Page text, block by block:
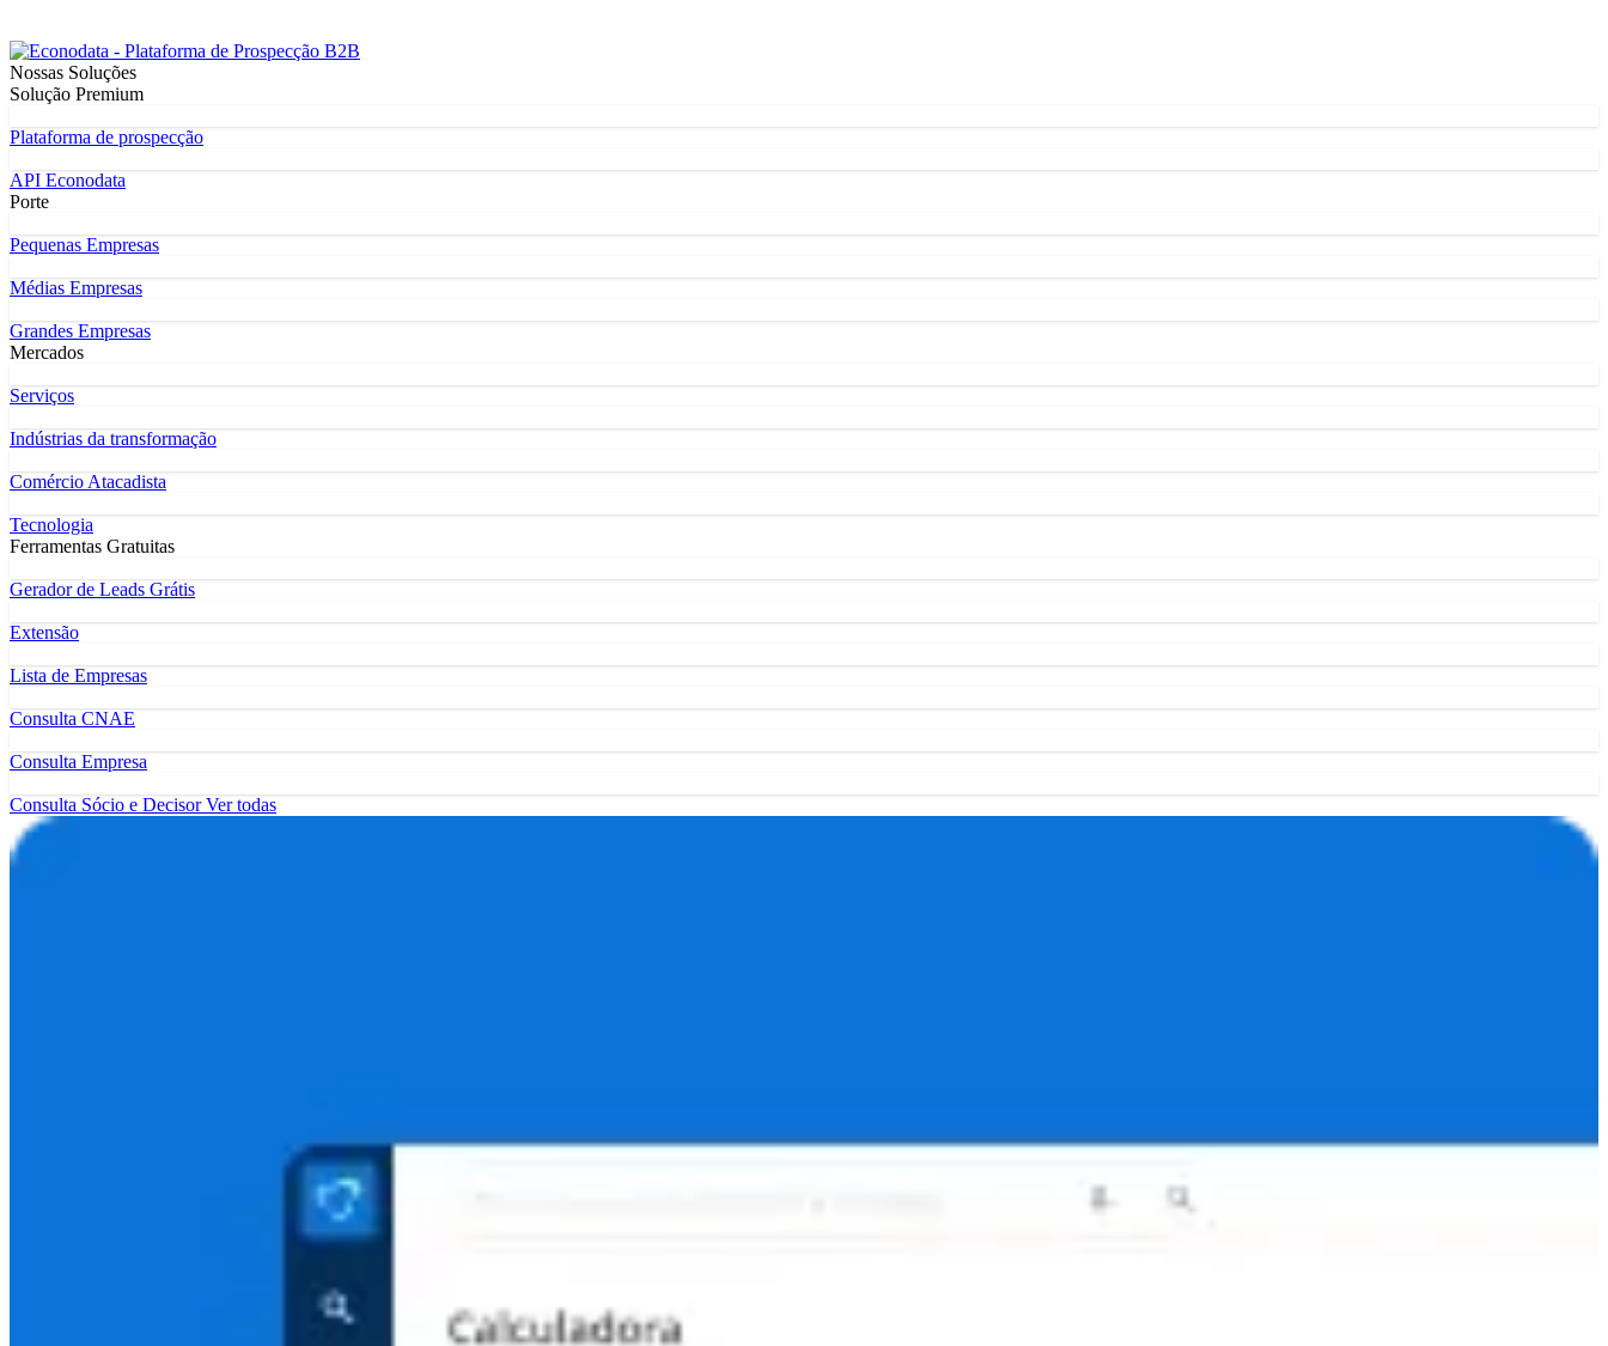
Nossas Soluções
Solução Premium
Plataforma de prospecção
API Econodata
Porte
Pequenas Empresas
Médias Empresas
Grandes Empresas
Mercados
Serviços
Indústrias da transformação
Comércio Atacadista
Tecnologia
Ferramentas Gratuitas
Gerador de Leads Grátis
Extensão
Lista de Empresas
Consulta CNAE
Consulta Empresa
Consulta Sócio e DecisorVer todas